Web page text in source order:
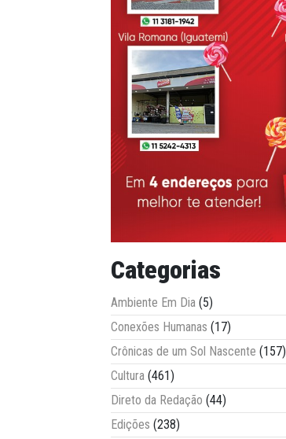
Categorias
Ambiente Em Dia (5)
Conexões Humanas (17)
Crônicas de um Sol Nascente (157)
Cultura (461)
Direto da Redação (44)
Edições (238)